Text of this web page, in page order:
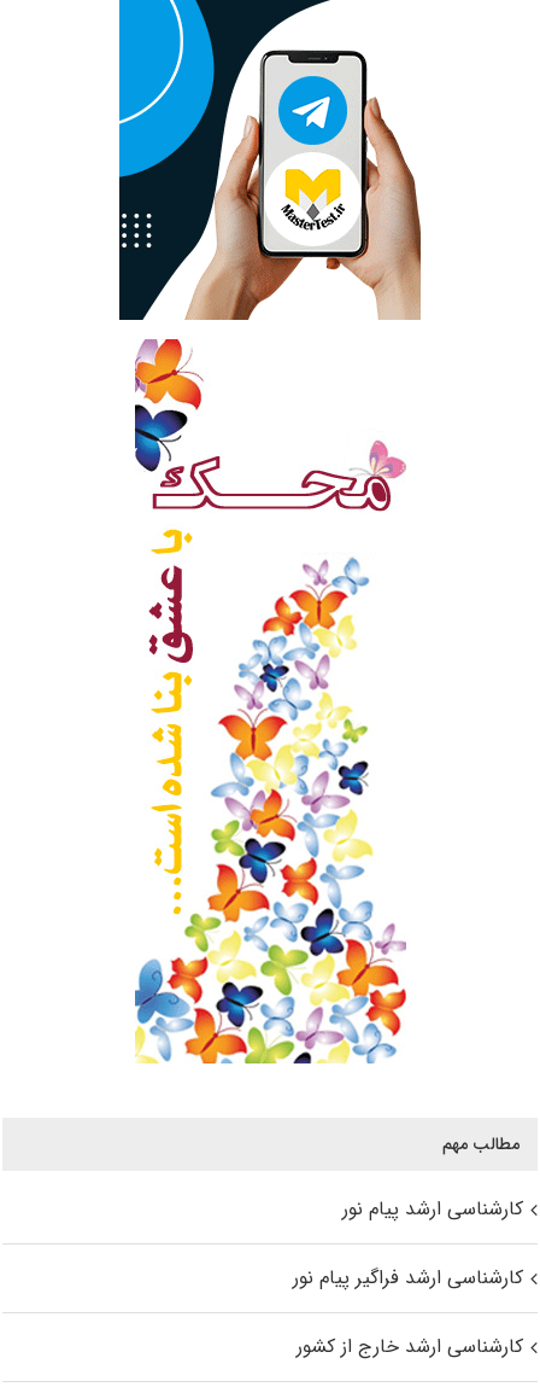
مطالب مهم
کارشناسی ارشد پیام نور
کارشناسی ارشد فراگیر پیام نور
کارشناسی ارشد خارج از کشور